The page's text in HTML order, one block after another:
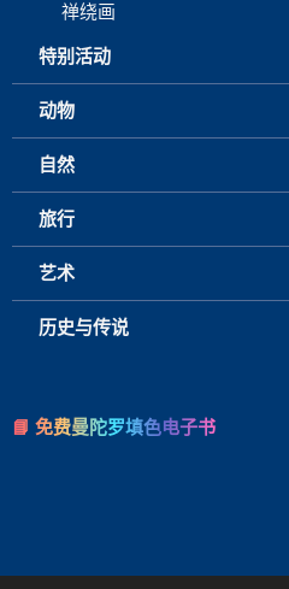
禅绕画
特别活动
动物
自然
旅行
艺术
历史与传说
📘 免费曼陀罗填色电子书